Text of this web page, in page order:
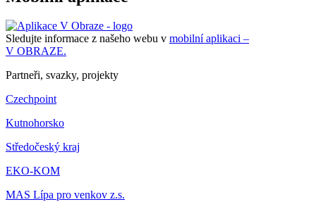
Sledujte informace z našeho webu v mobilní aplikaci –
V OBRAZE.
Partneři, svazky, projekty
Czechpoint
Kutnohorsko
Středočeský kraj
EKO-KOM
MAS Lípa pro venkov z.s.